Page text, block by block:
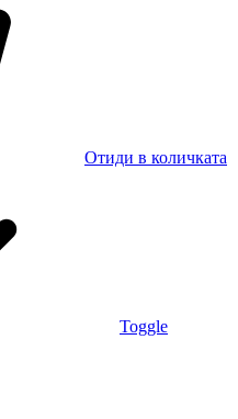
Отиди в количката
Toggle